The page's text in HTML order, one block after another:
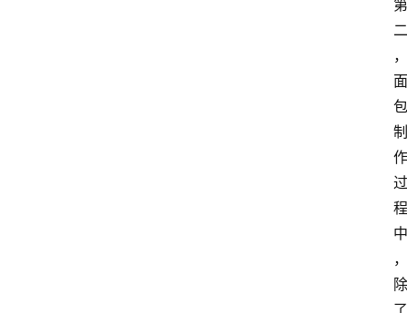
第
二
，
面
包
制
作
过
程
中
，
除
了